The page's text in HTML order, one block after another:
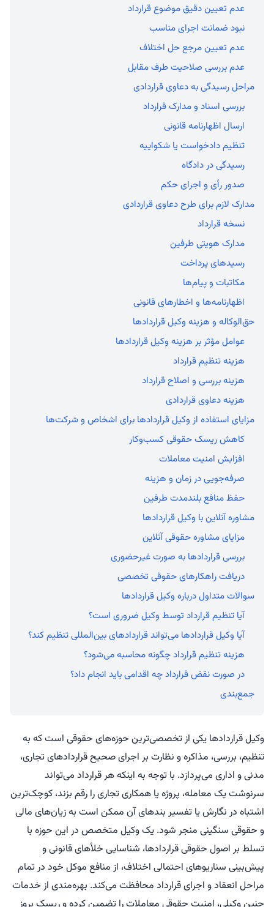
عدم تعیین دقیق موضوع قرارداد
نبود ضمانت اجرای مناسب
عدم تعیین مرجع حل اختلاف
عدم بررسی صلاحیت طرف مقابل
مراحل رسیدگی به دعاوی قراردادی
بررسی اسناد و مدارک قرارداد
ارسال اظهارنامه قانونی
تنظیم دادخواست یا شکواییه
رسیدگی در دادگاه
صدور رأی و اجرای حکم
مدارک لازم برای طرح دعاوی قراردادی
نسخه قرارداد
مدارک هویتی طرفین
رسیدهای پرداخت
مکاتبات و پیام‌ها
اظهارنامه‌ها و اخطارهای قانونی
حق‌الوکاله و هزینه وکیل قراردادها
عوامل مؤثر بر هزینه وکیل قراردادها
هزینه تنظیم قرارداد
هزینه بررسی و اصلاح قرارداد
هزینه دعاوی قراردادی
مزایای استفاده از وکیل قراردادها برای اشخاص و شرکت‌ها
کاهش ریسک حقوقی کسب‌وکار
افزایش امنیت معاملات
صرفه‌جویی در زمان و هزینه
حفظ منافع بلندمدت طرفین
مشاوره آنلاین با وکیل قراردادها
مزایای مشاوره حقوقی آنلاین
بررسی قراردادها به صورت غیرحضوری
دریافت راهکارهای حقوقی تخصصی
سوالات متداول درباره وکیل قراردادها
آیا تنظیم قرارداد توسط وکیل ضروری است؟
آیا وکیل قراردادها می‌تواند قراردادهای بین‌المللی تنظیم کند؟
هزینه تنظیم قرارداد چگونه محاسبه می‌شود؟
در صورت نقض قرارداد چه اقدامی باید انجام داد؟
جمع‌بندی
وکیل قراردادها یکی از تخصصی‌ترین حوزه‌های حقوقی است که به
تنظیم، بررسی، مذاکره و نظارت بر اجرای صحیح قراردادهای تجاری،
مدنی و اداری می‌پردازد. با توجه به اینکه هر قرارداد می‌تواند
سرنوشت یک معامله، پروژه یا همکاری تجاری را رقم بزند، کوچک‌ترین
اشتباه در نگارش یا تفسیر بندهای آن ممکن است به زیان‌های مالی
و حقوقی سنگینی منجر شود. یک وکیل متخصص در این حوزه با
تسلط بر اصول حقوقی قراردادها، شناسایی خلأهای قانونی و
پیش‌بینی سناریوهای احتمالی اختلاف، از منافع موکل خود در تمام
مراحل انعقاد و اجرای قرارداد محافظت می‌کند. بهره‌مندی از خدمات